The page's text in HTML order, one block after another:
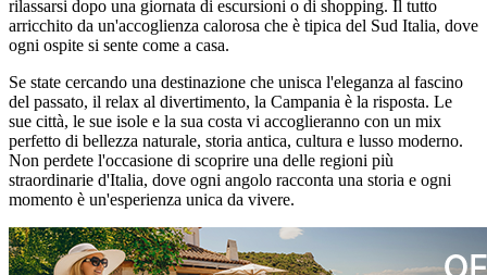
rilassarsi dopo una giornata di escursioni o di shopping. Il tutto
arricchito da un'accoglienza calorosa che è tipica del Sud Italia, dove
ogni ospite si sente come a casa.
Se state cercando una destinazione che unisca l'eleganza al fascino
del passato, il relax al divertimento, la Campania è la risposta. Le
sue città, le sue isole e la sua costa vi accoglieranno con un mix
perfetto di bellezza naturale, storia antica, cultura e lusso moderno.
Non perdete l'occasione di scoprire una delle regioni più
straordinarie d'Italia, dove ogni angolo racconta una storia e ogni
momento è un'esperienza unica da vivere.